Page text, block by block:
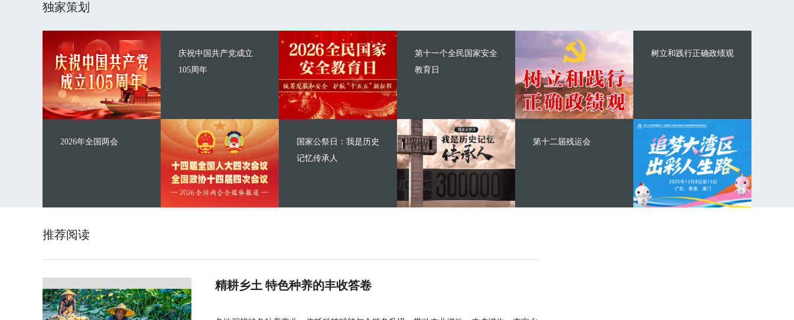
独家策划
庆祝中国共产党成立
105周年
2026年全国两会
第十一个全民国家安全
教育日
国家公祭日：我是历史
记忆传承人
树立和践行正确政绩观
第十二届残运会
推荐阅读
精耕乡土 特色种养的丰收答卷